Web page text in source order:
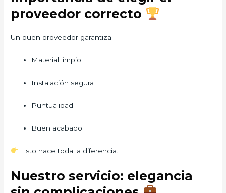
proveedor correcto
Un buen proveedor garantiza:
Material limpio
Instalación segura
Puntualidad
Buen acabado
Esto hace toda la diferencia.
Nuestro servicio: elegancia